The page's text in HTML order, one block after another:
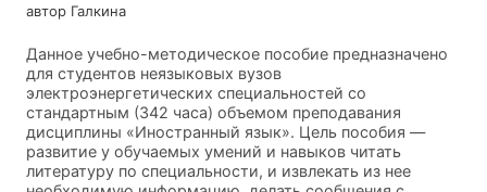
автор Галкина
Данное учебно-методическое пособие предназначено
для студентов неязыковых вузов
электроэнергетических специальностей со
стандартным (342 часа) объемом преподавания
дисциплины «Иностранный язык». Цель пособия —
развитие у обучаемых умений и навыков читать
литературу по специальности, и извлекать из нее